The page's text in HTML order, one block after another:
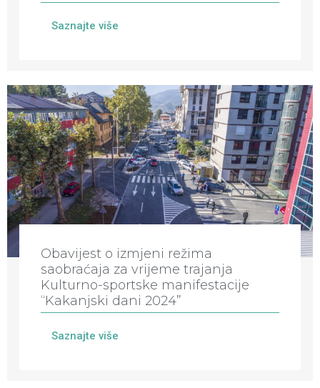
Saznajte više
Obavijest o izmjeni režima
saobraćaja za vrijeme trajanja
Kulturno-sportske manifestacije
“Kakanjski dani 2024”
Saznajte više